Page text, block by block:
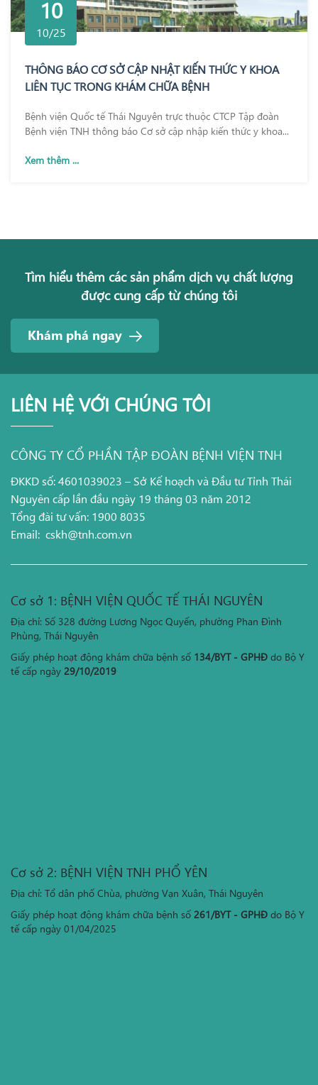
10
10/25
THÔNG BÁO CƠ SỞ CẬP NHẬT KIẾN THỨC Y KHOA
LIÊN TỤC TRONG KHÁM CHỮA BỆNH
Bệnh viện Quốc tế Thái Nguyên trực thuộc CTCP Tập đoàn
Bệnh viện TNH thông báo Cơ sở cập nhập kiến thức y khoa...
Xem thêm ...
Tìm hiểu thêm các sản phẩm dịch vụ chất lượng
được cung cấp từ chúng tôi
Khám phá ngay
LIÊN HỆ VỚI CHÚNG TÔI
CÔNG TY CỔ PHẦN TẬP ĐOÀN BỆNH VIỆN TNH
ĐKKD số: 4601039023 – Sở Kế hoạch và Đầu tư Tỉnh Thái
Nguyên cấp lần đầu ngày 19 tháng 03 năm 2012
Tổng đài tư vấn: 1900 8035
Email: cskh@tnh.com.vn
Cơ sở 1: BỆNH VIỆN QUỐC TẾ THÁI NGUYÊN
Địa chỉ: Số 328 đường Lương Ngọc Quyến, phường Phan Đình
Phùng, Thái Nguyên
Giấy phép hoạt động khám chữa bệnh số 134/BYT - GPHĐ do Bộ Y
tế cấp ngày 29/10/2019
Cơ sở 2: BỆNH VIỆN TNH PHỔ YÊN
Địa chỉ: Tổ dân phố Chùa, phường Vạn Xuân, Thái Nguyên
Giấy phép hoạt động khám chữa bệnh số 261/BYT - GPHĐ do Bộ Y
tế cấp ngày 01/04/2025